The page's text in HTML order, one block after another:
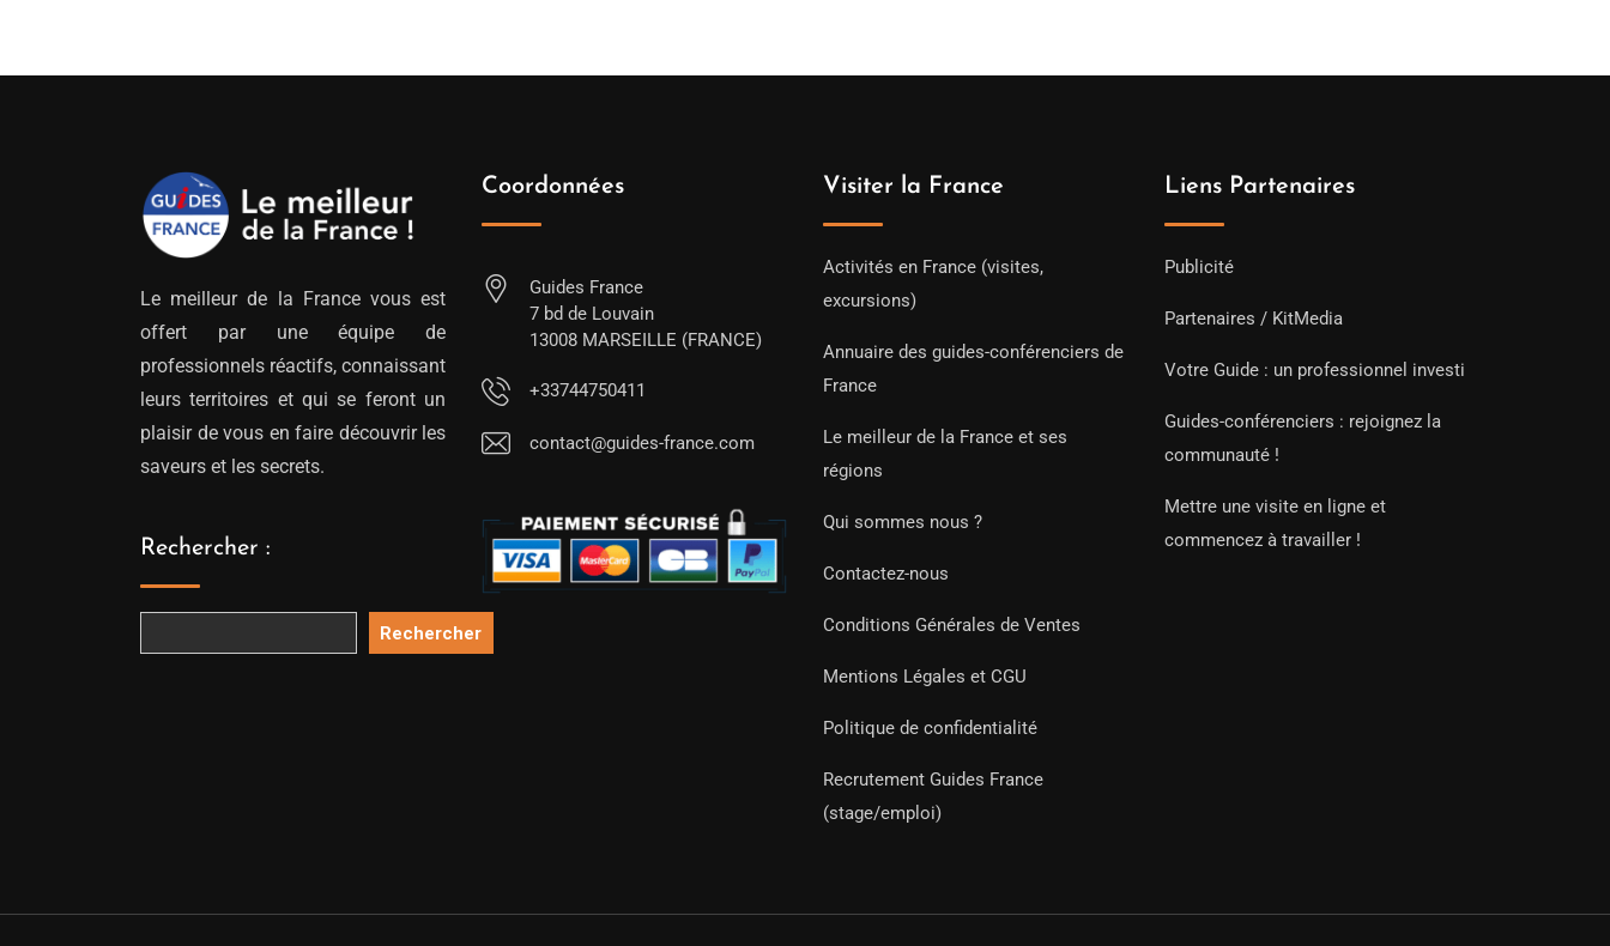
Le meilleur de la France vous est
offert par une équipe de
professionnels réactifs, connaissant
leurs territoires et qui se feront un
plaisir de vous en faire découvrir les
saveurs et les secrets.
Rechercher :
Rechercher
Coordonnées
Guides France
7 bd de Louvain
13008 MARSEILLE (FRANCE)
+33744750411
contact@guides-france.com
Visiter la France
Activités en France (visites,
excursions)
Annuaire des guides-conférenciers de
France
Le meilleur de la France et ses
régions
Qui sommes nous ?
Contactez-nous
Conditions Générales de Ventes
Mentions Légales et CGU
Politique de confidentialité
Recrutement Guides France
(stage/emploi)
Liens Partenaires
Publicité
Partenaires / KitMedia
Votre Guide : un professionnel investi
Guides-conférenciers : rejoignez la
communauté !
Mettre une visite en ligne et
commencez à travailler !